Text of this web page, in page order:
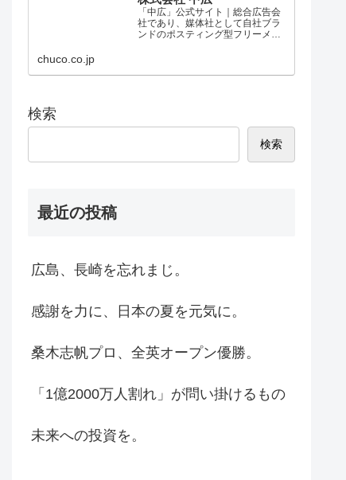
「中広」公式サイト｜総合広告会
社であり、媒体社として自社ブラ
ンドのポスティング型フリーメデ
chuco.co.jp
検索
検索
最近の投稿
広島、長崎を忘れまじ。
感謝を力に、日本の夏を元気に。
桑木志帆プロ、全英オープン優勝。
「1億2000万人割れ」が問い掛けるもの
未来への投資を。